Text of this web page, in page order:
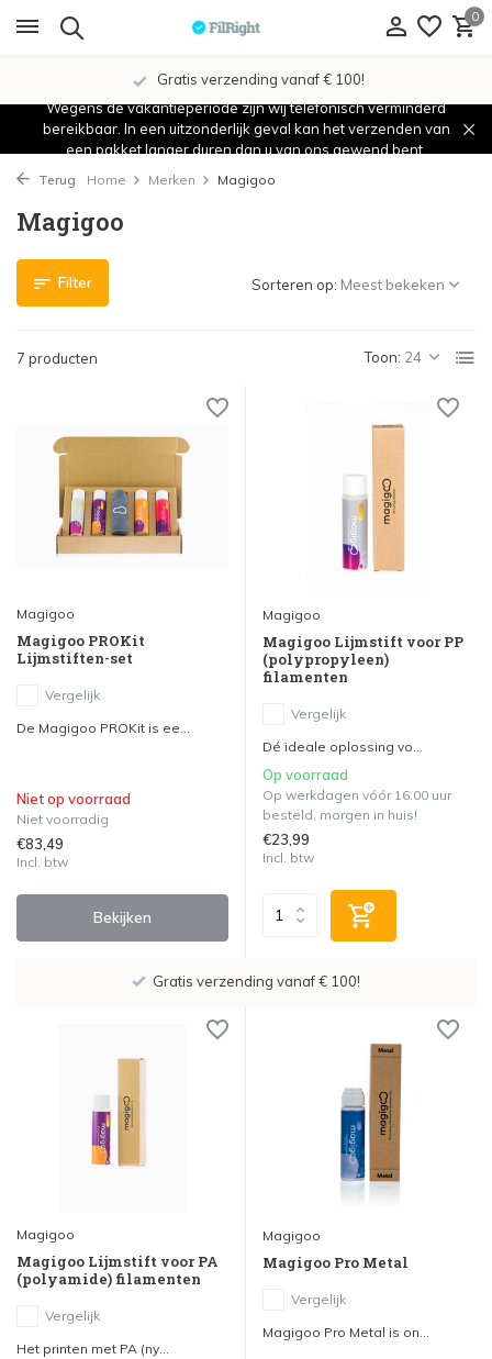
0
Gratis verzending vanaf € 100!
Wegens de vakantieperiode zijn wij telefonisch verminderd
bereikbaar. In een uitzonderlijk geval kan het verzenden van
een pakket langer duren dan u van ons gewend bent.
Terug Home Merken Magigoo
Magigoo
Filter
7 producten Toon:
Sorteren op:
Magigoo
Magigoo PROKit
Lijmstiften-set
Vergelijk
De Magigoo PROKit is ee...
Niet op voorraad
Niet voorradig
€83,49
Incl. btw
Bekijken
Magigoo
Magigoo Lijmstift voor PP
(polypropyleen)
filamenten
Vergelijk
Dé ideale oplossing vo...
Op voorraad
Op werkdagen vóór 16.00 uur
besteld, morgen in huis!
€23,99
Incl. btw
Gratis verzending vanaf € 100!
Magigoo
Magigoo Lijmstift voor PA
(polyamide) filamenten
Vergelijk
Het printen met PA (ny...
Magigoo
Magigoo Pro Metal
Vergelijk
Magigoo Pro Metal is on...